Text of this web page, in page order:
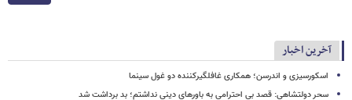
آخرین اخبار
اسکورسیزی و اندرسن؛ همکاری غافلگیرکننده دو غول سینما
سحر دولتشاهی: قصد بی احترامی به باورهای دینی نداشتم؛ بد برداشت شد